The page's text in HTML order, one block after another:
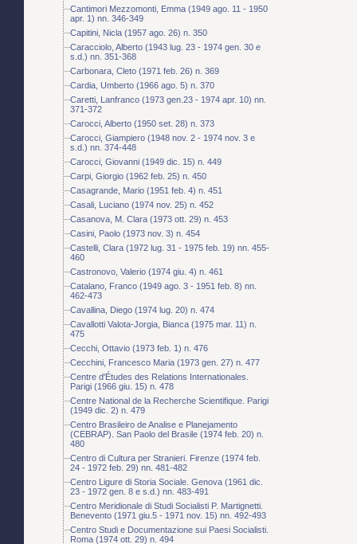
Cantimori Mezzomonti, Emma (1949 ago. 11 - 1950
apr. 1) nn. 346-349
Capitini, Nicla (1957 ago. 26) n. 350
Caracciolo, Alberto (1943 lug. 23 - 1974 gen. 30 e
s.d.) nn. 351-368
Carbonara, Cleto (1971 feb. 26) n. 369
Cardia, Umberto (1966 ago. 5) n. 370
Caretti, Lanfranco (1973 gen.23 - 1974 apr. 10) nn.
371-372
Carocci, Alberto (1950 set. 28) n. 373
Carocci, Giampiero (1948 nov. 2 - 1974 nov. 3 e
s.d.) nn. 374-448
Carocci, Giovanni (1949 dic. 15) n. 449
Carpi, Giorgio (1962 feb. 25) n. 450
Casagrande, Mario (1951 feb. 4) n. 451
Casali, Luciano (1974 nov. 25) n. 452
Casanova, M. Clara (1973 ott. 29) n. 453
Casini, Paolo (1973 nov. 3) n. 454
Castelli, Clara (1972 lug. 31 - 1975 feb. 19) nn. 455-
460
Castronovo, Valerio (1974 giu. 4) n. 461
Catalano, Franco (1949 ago. 3 - 1951 feb. 8) nn.
462-473
Cavallina, Diego (1974 lug. 20) n. 474
Cavallotti Valota-Jorgia, Bianca (1975 mar. 11) n.
475
Cecchi, Ottavio (1973 feb. 1) n. 476
Cecchini, Francesco Maria (1973 gen. 27) n. 477
Centre d'Études des Relations Internationales.
Parigi (1966 giu. 15) n. 478
Centre National de la Recherche Scientifique. Parigi
(1949 dic. 2) n. 479
Centro Brasileiro de Analise e Planejamento
(CEBRAP). San Paolo del Brasile (1974 feb. 20) n.
480
Centro di Cultura per Stranieri. Firenze (1974 feb.
24 - 1972 feb. 29) nn. 481-482
Centro Ligure di Storia Sociale. Genova (1961 dic.
23 - 1972 gen. 8 e s.d.) nn. 483-491
Centro Meridionale di Studi Socialisti P. Martignetti.
Benevento (1971 giu.5 - 1971 nov. 15) nn. 492-493
Centro Studi e Documentazione sui Paesi Socialisti.
Roma (1974 ott. 29) n. 494